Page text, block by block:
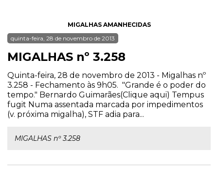
MIGALHAS AMANHECIDAS
quinta-feira, 28 de novembro de 2013
MIGALHAS nº 3.258
Quinta-feira, 28 de novembro de 2013 - Migalhas nº
3.258 - Fechamento às 9h05. "Grande é o poder do
tempo." Bernardo Guimarães(Clique aqui) Tempus
fugit Numa assentada marcada por impedimentos
(v. próxima migalha), STF adia para...
MIGALHAS nº 3.258